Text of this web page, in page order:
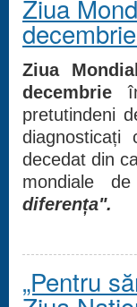
Ziua
Ziua
decembrie
pretutindeni
decedat din
mondiale
diferența".
„Pentru